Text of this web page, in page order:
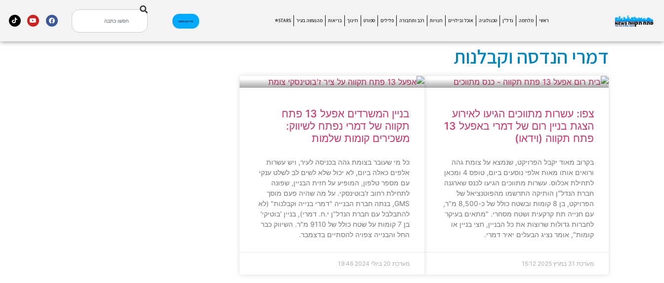
ראשי מלחמה נדל"ן טכנולוגיה אוכל ובילויים חנויות רכב ותחבורה פלילים ספורט חינוך בריאות מהנעשה בעיר STARS⭐ אינדקס עסקים
דמרי הנדסה וקבלנות
צפו: עשרות מתווכים הגיעו לאירוע
הצגת בניין רום של דמרי באפעל 13
פתח תקווה (וידאו)
בקרוב מאוד יקבל הפרויקט, שנמצא על צומת גהה
ורואים אותו מאות אלפי נוסעים ביום, טופס 4 ומכאן
לתחילת אכלוס. עשרות מתווכים הגיעו לכנס שארגנה
חברת הנדל"ן הותיקה התרשמו מהפוטנציאל של
הפרויקט, בן 8 קומות ובשטח כולל של כ-8,500 מ"ר,
עם חנייה תת קרקעית ושטח מסחרי. "מתאים בעיקר
לחברות גדולות שרוצות את כל הבניין, חצי בניין או
קומות", אומר נציג הבעלים יאיר דמרי.
מערכת 31 במרץ 2025 15:12
בניין המשרדים אפעל 13 פתח
תקווה של דמרי נפתח לשיווק:
משכירים קומות שלמות
כל מי שעובר בצומת גהה בכניסה לעיר, ויש עשרות
אלפים כאלה ביום, לא יכול שלא לשים לב לשלט ענקי
עם מספר טלפון, המופיע על חזית הבניין, שפונה
לתחילת רחוב ז'בוטינסקי. על מה שהיה פעם מוסך
GMS, בנתה חברת הבנייה "דמרי בנייה וקבלנות" (לא
להתבלבל עם חברת הנדל"ן י.ח. דמרי), בניין 'בוטיקי'
בן 7 קומות על שטח כולל של 9110 מ"ר. השיווק כבר
החל והבנייה צפויה להסתיים בדצמבר.
מערכת 20 ביולי 2024 19:46